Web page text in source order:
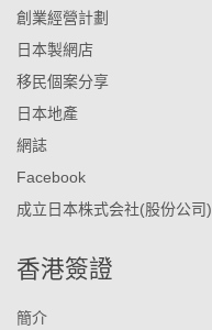
創業經營計劃
日本製網店
移民個案分享
日本地產
網誌
Facebook
成立日本株式会社(股份公司)
香港簽證
簡介